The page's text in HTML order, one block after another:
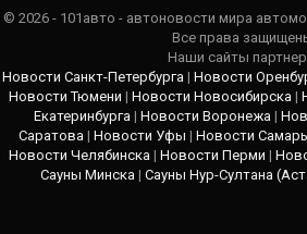
© 2026 - 101авто - автоновости мира
Все права
Наши сайты
Новости Санкт-Петербурга | Новости
Новости Тюмени | Новости Новосибирска |
Екатеринбурга | Новости Воронежа |
Саратова| Новости Уфы | Новости
Новости Челябинска| Новости Перми |
Сауны Минска | Сауны Нур-Султана